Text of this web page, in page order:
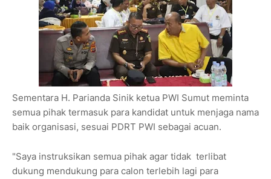
Sementara H. Parianda Sinik ketua PWI Sumut meminta
semua pihak termasuk para kandidat untuk menjaga nama
baik organisasi, sesuai PDRT PWI sebagai acuan.
"Saya instruksikan semua pihak agar tidak terlibat
dukung mendukung para calon terlebih lagi para